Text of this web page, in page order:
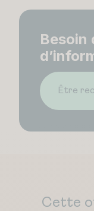
Besoin
Être
Cette